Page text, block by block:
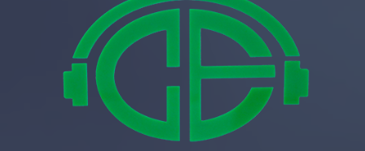
Рубль
2.59₮ -0.0232 %
Вон